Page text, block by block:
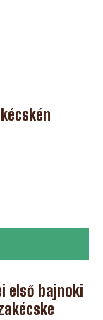
első bajnoki